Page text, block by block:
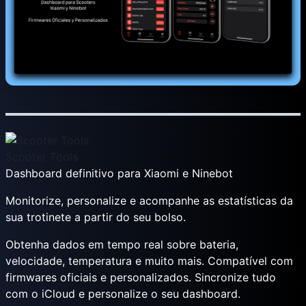
Dashboard definitivo para Xiaomi e Ninebot
Monitorize, personalize e acompanhe as estatísticas da
sua trotinete a partir do seu bolso.
Obtenha dados em tempo real sobre bateria,
velocidade, temperatura e muito mais. Compatível com
firmwares oficiais e personalizados. Sincronize tudo
com o iCloud e personalize o seu dashboard.